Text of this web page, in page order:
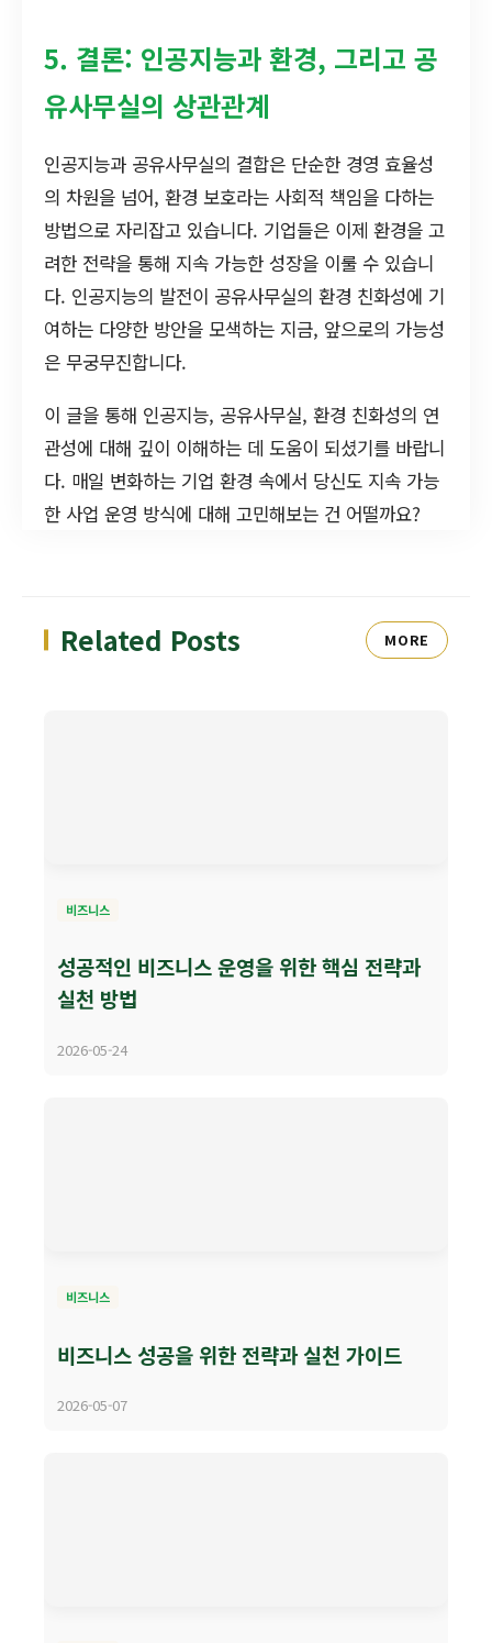
5. 결론: 인공지능과 환경, 그리고 공
유사무실의 상관관계
인공지능과 공유사무실의 결합은 단순한 경영 효율성
의 차원을 넘어, 환경 보호라는 사회적 책임을 다하는
방법으로 자리잡고 있습니다. 기업들은 이제 환경을 고
려한 전략을 통해 지속 가능한 성장을 이룰 수 있습니
다. 인공지능의 발전이 공유사무실의 환경 친화성에 기
여하는 다양한 방안을 모색하는 지금, 앞으로의 가능성
은 무궁무진합니다.
이 글을 통해 인공지능, 공유사무실, 환경 친화성의 연
관성에 대해 깊이 이해하는 데 도움이 되셨기를 바랍니
다. 매일 변화하는 기업 환경 속에서 당신도 지속 가능
한 사업 운영 방식에 대해 고민해보는 건 어떨까요?
Related Posts MORE
비즈니스
성공적인 비즈니스 운영을 위한 핵심 전략과
실천 방법
2026-05-24
비즈니스
비즈니스 성공을 위한 전략과 실천 가이드
2026-05-07